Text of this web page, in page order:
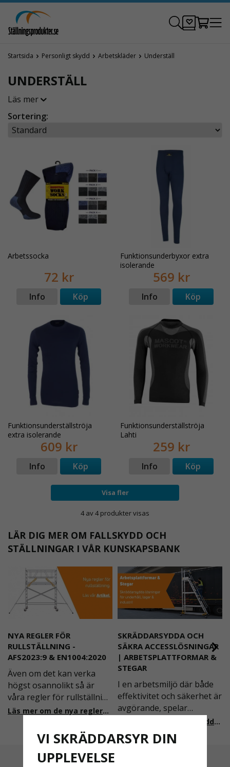
Startsida Personligt skydd Arbetskläder Underställ
UNDERSTÄLL
Läs mer
Sortering:
Arbetssocka
72 kr
Info Köp
Funktionsunderbyxor extra
isolerande
569 kr
Info Köp
Funktionsunderställströja
extra isolerande
609 kr
Info Köp
Funktionsunderställströja
Lahti
259 kr
Info Köp
Visa fler
4 av 4 produkter visas
LÄR DIG MER OM FALLSKYDD OCH
STÄLLNINGAR I VÅR KUNSKAPSBANK
NYA REGLER FÖR
RULLSTÄLLNING -
AFS2023:9 & EN1004:2020
Även om det kan verka
högst osannolikt så är
våra regler för rullställning
i Sverige slappare än de
men detta kommer det bli
ändring på. Från och med
2025 träder nya
Läs mer om de nya reglerna!
SKRÄDDARSYDDA OCH
SÄKRA ACCESSLÖSNINGAR
| ARBETSPLATTFORMAR &
STEGAR
I en arbetsmiljö där både
effektivitet och säkerhet är
avgörande, spelar
arbetsplattformar en
central roll. Dessa
Läs mer om skräddarsydda accesslösningar!
VI SKRÄDDARSYR DIN
UPPLEVELSE